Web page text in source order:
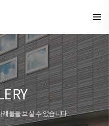
들을 보실 수 있습니다.